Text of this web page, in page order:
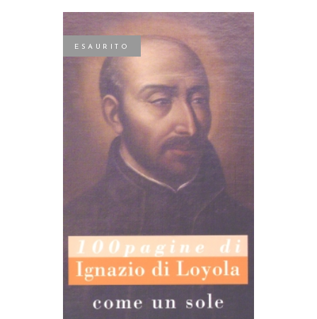
ESAURITO
LEGGI TUTTO